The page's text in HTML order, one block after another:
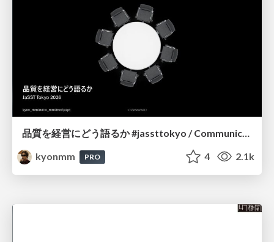
品質を経営にどう語るか #jassttokyo / Communicating the Strategic Value of Quality to Executive Leadership
kyonmm
PRO 4 2.1k